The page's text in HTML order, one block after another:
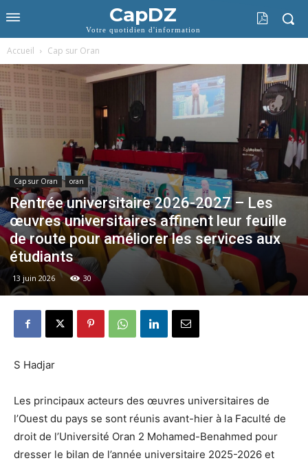
CapDZ
Votre quotidien d'information
Accueil Cap sur Oran
Cap sur Oran oran
Rentrée universitaire 2026-2027 – Les
œuvres universitaires affinent leur feuille
de route pour améliorer les services aux
étudiants
13 juin 2026 30
S Hadjar
Les principaux acteurs des œuvres universitaires de
l’Ouest du pays se sont réunis avant-hier à la Faculté de
droit de l’Université Oran 2 Mohamed-Benahmed pour
dresser le bilan de l’année universitaire 2025-2026 et